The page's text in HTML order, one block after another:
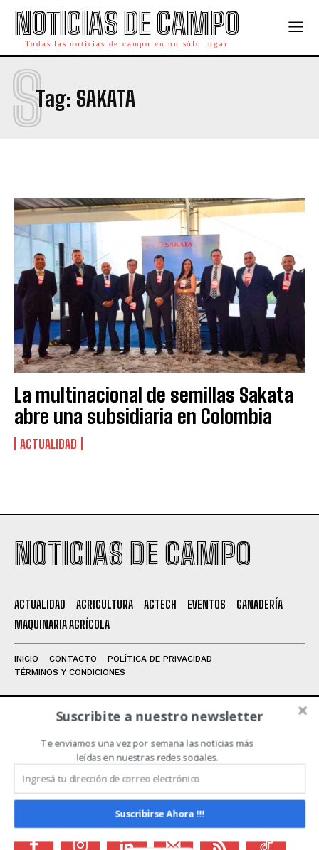
Leí y acepto laPolítica de Privacidad
NOTICIAS DE CAMPO
Todas las noticias de campo en un sólo lugar
Tag: SAKATA
S
La multinacional de semillas Sakata
abre una subsidiaria en Colombia
ACTUALIDAD
NOTICIAS DE CAMPO
ACTUALIDAD AGRICULTURA AGTECH EVENTOS
GANADERÍA
MAQUINARIA AGRÍCOLA
INICIO CONTACTO
POLÍTICA DE PRIVACIDAD
TÉRMINOS Y CONDICIONES
ACERCA DE NOSOTROS
Noticias de Campo es un medio independiente
focalizado en Redes Sociales que intenta aglutinar
todas las noticias del sector en un sólo lugar.
Suscribite a nuestro newsletter
Te enviamos una vez por semana las noticias más
leídas en nuestras redes sociales.
Suscribirse Ahora !!!